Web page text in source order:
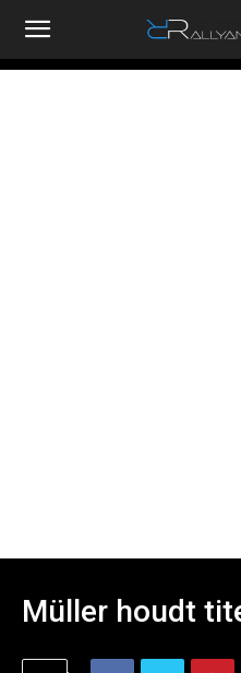
RallyandRaces.com
Müller houdt